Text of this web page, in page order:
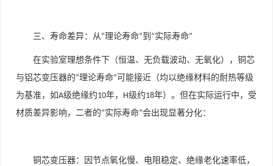
三、寿命差异：从 “理论寿命”到 “实际寿命”
在实验室理想条件下（恒温、无负载波动、无氧化），铜芯
与铝芯变压器的“理论寿命”可能接近（均以绝缘材料的耐热等级
为基准，如A级绝缘约10年， H级约18年）。但在实际运行中，受
材质差异影响，二者的“实际寿命”会出现显著分化：
铜芯变压器：因节点氧化慢、电阻稳定、绝缘老化速率低，